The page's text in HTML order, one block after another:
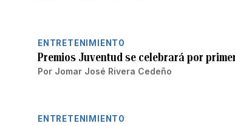
ENTRETENIMIENTO
Premios Juventud se celebrará por
Por Jomar José Rivera Cedeño
ENTRETENIMIENTO